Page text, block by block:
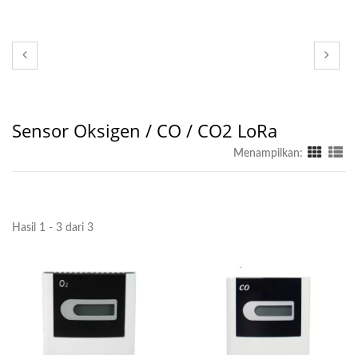
Sensor Oksigen / CO / CO2 LoRa
Menampilkan:
Hasil 1 - 3 dari 3